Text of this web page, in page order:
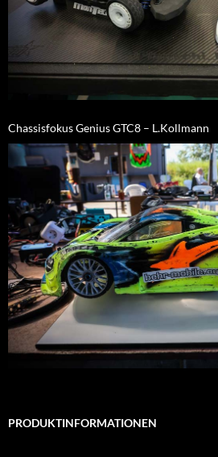
Chassisfokus Genius GTC8 – L.Kollmann
PRODUKTINFORMATIONEN